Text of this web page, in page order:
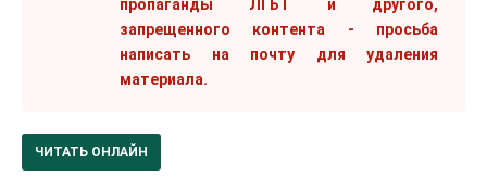
пропаганды ЛГБТ и другого,
запрещенного контента - просьба
написать на почту для удаления
материала.
ЧИТАТЬ ОНЛАЙН